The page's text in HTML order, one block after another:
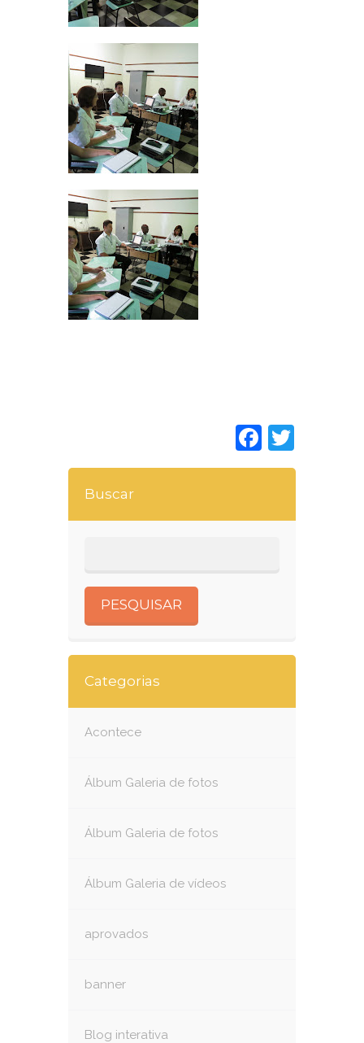
Buscar
Categorias
Acontece
Álbum Galeria de fotos
Álbum Galeria de fotos
Álbum Galeria de vídeos
aprovados
banner
Blog interativa